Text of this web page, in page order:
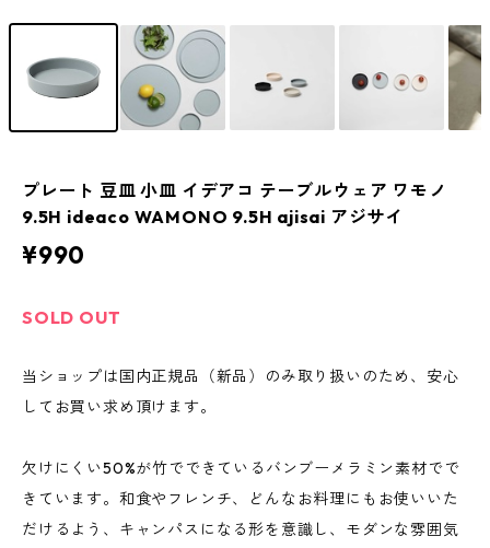
プレート 豆皿 小皿 イデアコ テーブルウェア ワモノ
9.5H ideaco WAMONO 9.5H ajisai アジサイ
¥990
SOLD OUT
当ショップは国内正規品（新品）のみ取り扱いのため、安心
してお買い求め頂けます。
欠けにくい50%が竹でできているバンブーメラミン素材でで
きています。和食やフレンチ、どんなお料理にもお使いいた
だけるよう、キャンパスになる形を意識し、モダンな雰囲気